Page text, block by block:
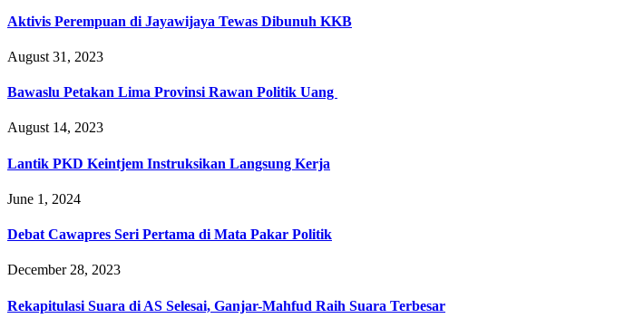
Aktivis Perempuan di Jayawijaya Tewas Dibunuh KKB
August 31, 2023
Bawaslu Petakan Lima Provinsi Rawan Politik Uang
August 14, 2023
Lantik PKD Keintjem Instruksikan Langsung Kerja
June 1, 2024
Debat Cawapres Seri Pertama di Mata Pakar Politik
December 28, 2023
Rekapitulasi Suara di AS Selesai, Ganjar-Mahfud Raih Suara Terbesar